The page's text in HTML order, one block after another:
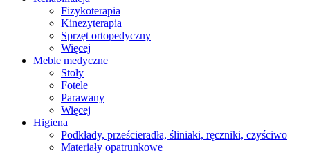
Fizykoterapia
Kinezyterapia
Sprzęt ortopedyczny
Więcej
Meble medyczne
Stoły
Fotele
Parawany
Więcej
Higiena
Podkłady, prześcieradła, śliniaki, ręczniki, czyściwo
Materiały opatrunkowe